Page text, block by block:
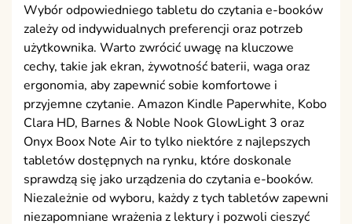
Wybór odpowiedniego tabletu do czytania e-booków
zależy od indywidualnych preferencji oraz potrzeb
użytkownika. Warto zwrócić uwagę na kluczowe
cechy, takie jak ekran, żywotność baterii, waga oraz
ergonomia, aby zapewnić sobie komfortowe i
przyjemne czytanie. Amazon Kindle Paperwhite, Kobo
Clara HD, Barnes & Noble Nook GlowLight 3 oraz
Onyx Boox Note Air to tylko niektóre z najlepszych
tabletów dostępnych na rynku, które doskonale
sprawdzą się jako urządzenia do czytania e-booków.
Niezależnie od wyboru, każdy z tych tabletów zapewni
niezapomniane wrażenia z lektury i pozwoli cieszyć